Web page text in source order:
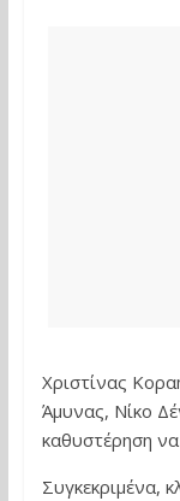
Χριστίνας
Άμυνας, Νίκο
καθυστέρηση
Συγκεκριμένα,